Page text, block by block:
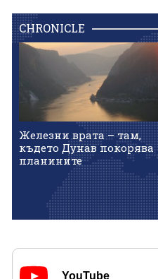
CHRONICLE
Железни врата – там,
където Дунав покорява
планините
YouTube